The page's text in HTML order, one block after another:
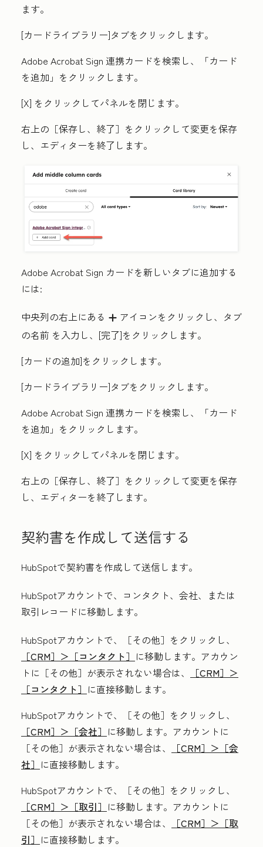
ます。
[カードライブラリー]タブをクリックします。
Adobe Acrobat Sign 連携カードを検索し、「カード
を追加 」をクリックします。
[X] をクリックしてパネルを閉じます。
右上の［保存し、終了］ をクリックして変更を保存
し、エディターを終了します。
Adobe Acrobat Sign カードを新しいタブに追加する
には:
中央列の右上にある add アイコンをクリックし、タブ
の名前 を入力し、[完了]をクリックします。
[カードの追加]をクリックします。
[カードライブラリー]タブをクリックします。
Adobe Acrobat Sign 連携カードを検索し、「カード
を追加 」をクリックします。
[X] をクリックしてパネルを閉じます。
右上の［保存し、終了］ をクリックして変更を保存
し、エディターを終了します。
契約書を作成して送信する
HubSpotで契約書を作成して送信します。
HubSpotアカウントで、コンタクト、会社、または
取引レコードに移動します。
HubSpotアカウントで、
［その他］をクリックし、
［CRM］＞ ［コンタクト］ に移動します。アカウン
トに ［その他］が表示されない場合は、
［CRM］＞
［コンタクト］ に直接移動します。
HubSpotアカウントで、
［その他］をクリックし、
［CRM］＞ ［会社］ に移動します。アカウントに
［その他］が表示されない場合は、
［CRM］＞ ［会
社］ に直接移動します。
HubSpotアカウントで、
［その他］をクリックし、
［CRM］＞ ［取引］ に移動します。アカウントに
［その他］が表示されない場合は、
［CRM］＞ ［取
引］ に直接移動します。